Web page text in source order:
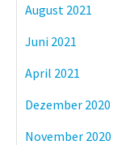
August 2021
Juni 2021
April 2021
Dezember 2020
November 2020